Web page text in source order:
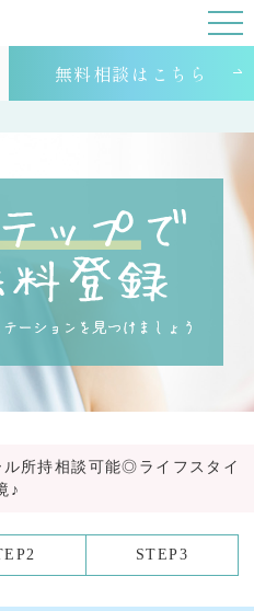
無料相談はこちら
ル所持相談可能◎ライフスタイ
♪
STEP3